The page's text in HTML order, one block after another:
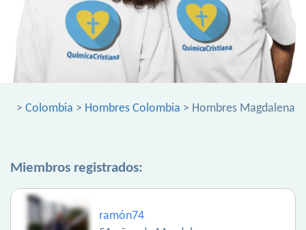
> Colombia > Hombres Colombia > Hombres Magdalena
Miembros registrados:
ramón74